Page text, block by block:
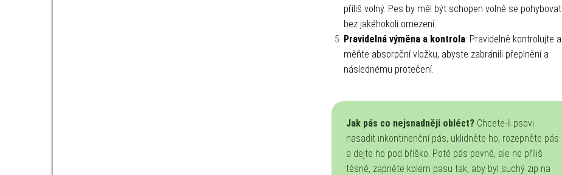
příliš volný. Pes by měl být schopen volně se pohybovat
bez jakéhokoli omezení.
Pravidelná výměna a kontrola: Pravidelně kontrolujte a
měňte absorpční vložku, abyste zabránili přeplnění a
následnému protečení.
Jak pás co nejsnadněji obléct? Chcete-li psovi
nasadit inkontinenční pás, uklidněte ho, rozepněte pás
a dejte ho pod bříško. Poté pás pevně, ale ne příliš
těsně, zapněte kolem pasu tak, aby byl suchý zip na